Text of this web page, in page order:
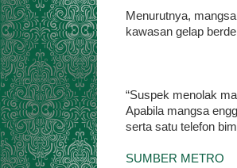
Menurutnya,
kawasan gelap
“Suspek menolak
Apabila mangsa
serta satu telefon
SUMBER METRO